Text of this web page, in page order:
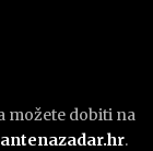
možete dobiti na
.